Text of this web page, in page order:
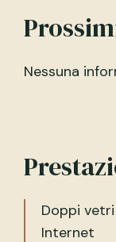
Nessuna
Doppi vetri
Internet